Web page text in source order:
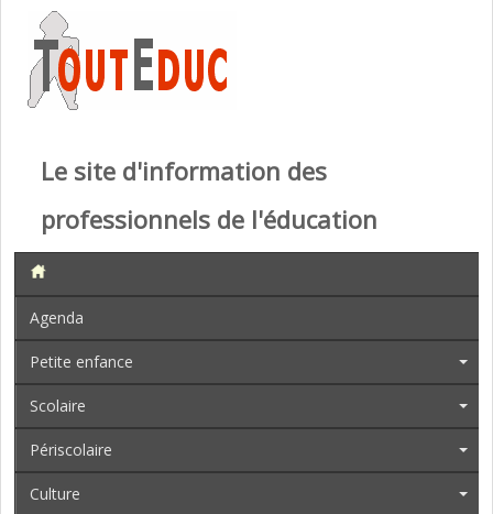
Le site d'information des
professionnels de l'éducation
Agenda
Petite enfance
Scolaire
Périscolaire
Culture